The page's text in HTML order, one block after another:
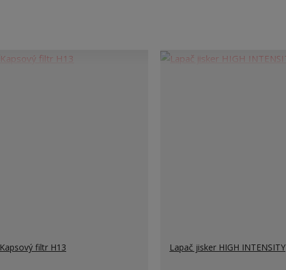
Kapsový filtr H13 Lapač jisker HIGH INTENSITY